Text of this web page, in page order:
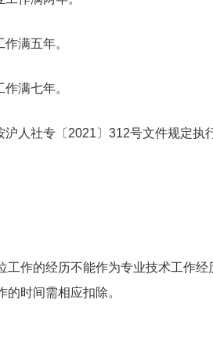
满五年。
满七年。
社专〔2021〕312号文件规定执行
的经历不能作为专业技术工作经
时间需相应扣除。